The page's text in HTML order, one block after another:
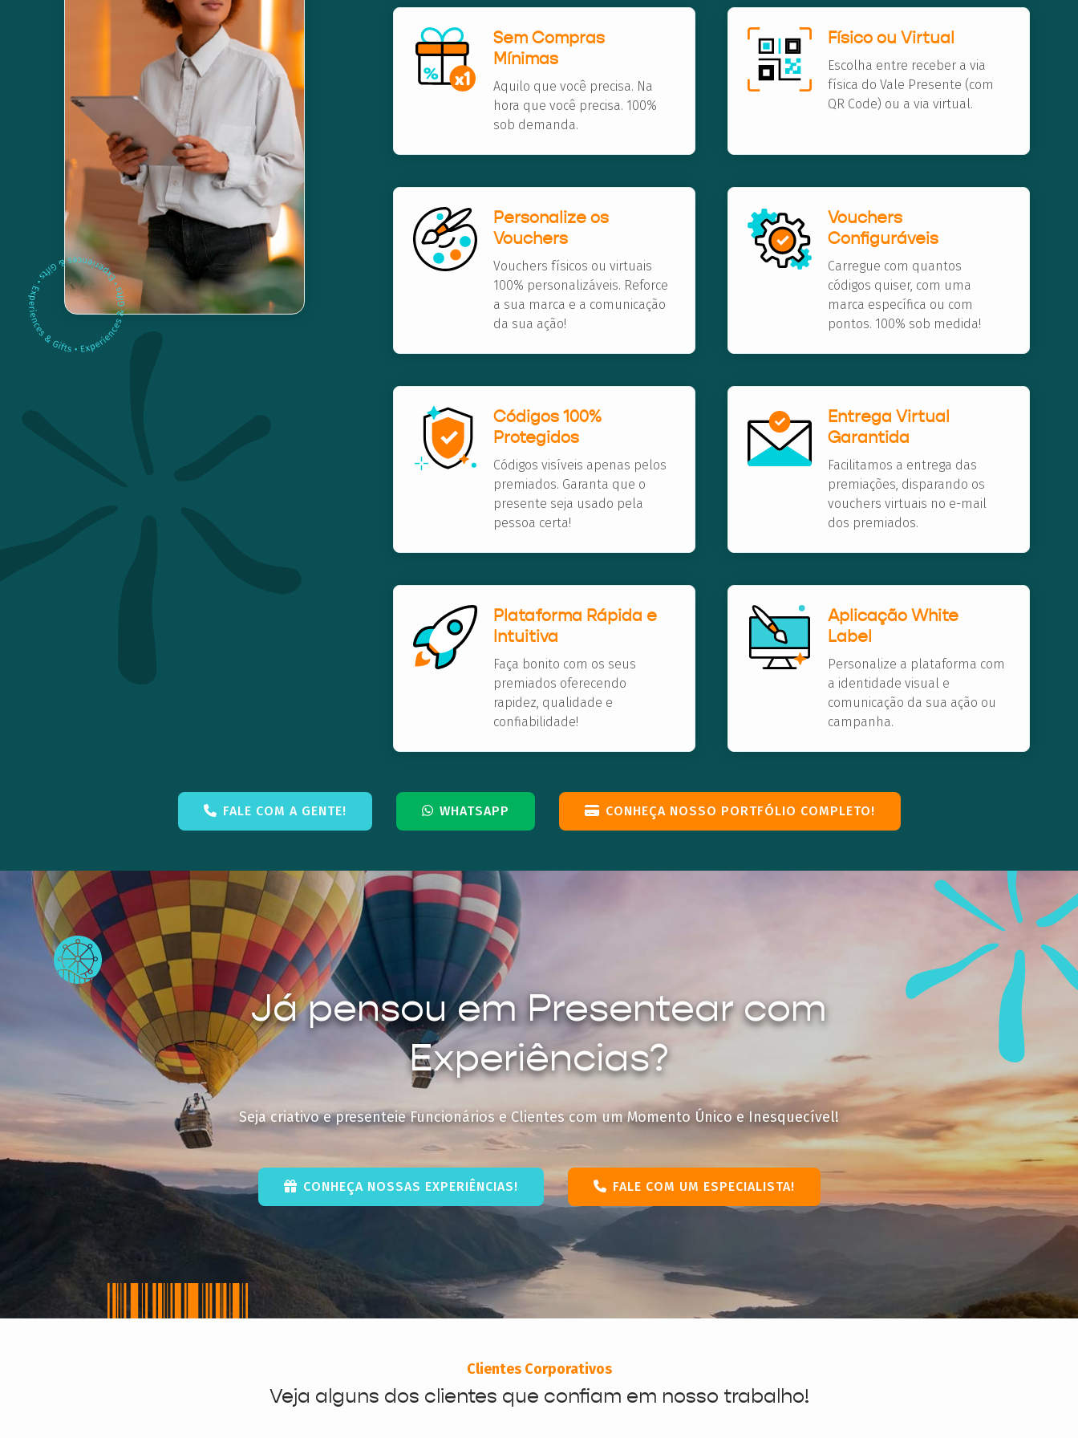
Sem Compras
Mínimas
Aquilo que você precisa. Na
hora que você precisa. 100%
sob demanda.
Físico ou Virtual
Escolha entre receber a via
física do Vale Presente (com
QR Code) ou a via virtual.
Personalize os
Vouchers
Vouchers físicos ou virtuais
100% personalizáveis. Reforce
a sua marca e a comunicação
da sua ação!
Vouchers
Configuráveis
Carregue com quantos
códigos quiser, com uma
marca específica ou com
pontos. 100% sob medida!
Códigos 100%
Protegidos
Códigos visíveis apenas pelos
premiados. Garanta que o
presente seja usado pela
pessoa certa!
Entrega Virtual
Garantida
Facilitamos a entrega das
premiações, disparando os
vouchers virtuais no e-mail
dos premiados.
Plataforma Rápida e
Intuitiva
Faça bonito com os seus
premiados oferecendo
rapidez, qualidade e
confiabilidade!
Aplicação White
Label
Personalize a plataforma com
a identidade visual e
comunicação da sua ação ou
campanha.
FALE COM A GENTE! WHATSAPP CONHEÇA NOSSO PORTFÓLIO COMPLETO!
Já pensou em Presentear com
Experiências?
Seja criativo e presenteie Funcionários e Clientes com um Momento Único e Inesquecível!
CONHEÇA NOSSAS EXPERIÊNCIAS! FALE COM UM ESPECIALISTA!
Clientes Corporativos
Veja alguns dos clientes que confiam em nosso trabalho!